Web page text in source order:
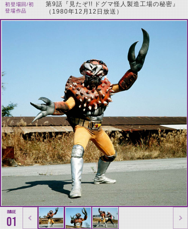
初登場回/初
登場作品
第9話『見たぞ!! ドグマ怪人製造工場の秘密』
（1980年12月12日放送）
01